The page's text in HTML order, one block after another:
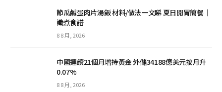
節瓜鹹蛋肉片湯飯 材料/做法一文睇 夏日開胃簡餐｜
識煮食譜
8 8 月, 2026
中國連續21個月增持黃金 外儲34188億美元按月升
0.07%
8 8 月, 2026